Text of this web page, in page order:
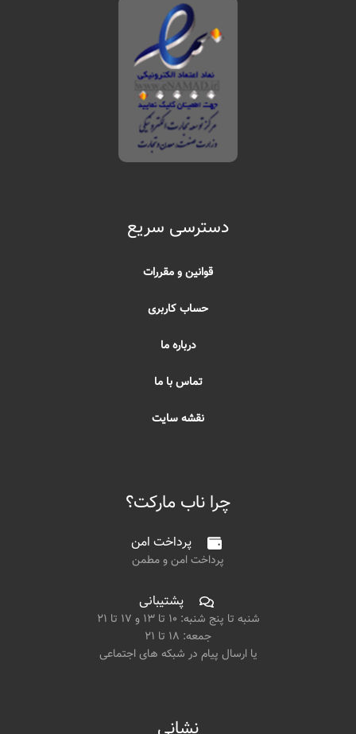
دسترسی سریع
قوانین و مقررات
حساب کاربری
درباره ما
تماس با ما
نقشه سایت
چرا ناب مارکت؟
پرداخت امن
پرداخت امن و مطمن
پشتیبانی
شنبه تا پنج شنبه: ۱۰ تا ۱۳ و ۱۷ تا ۲۱
جمعه: ۱۸ تا ۲۱
یا ارسال پیام در شبکه های اجتماعی